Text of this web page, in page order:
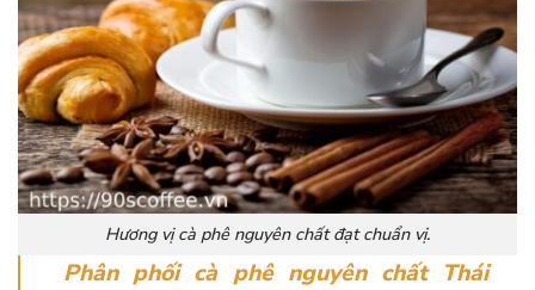
Hương vị cà phê nguyên chất đạt chuẩn vị.
Phân phối cà phê nguyên chất Thái